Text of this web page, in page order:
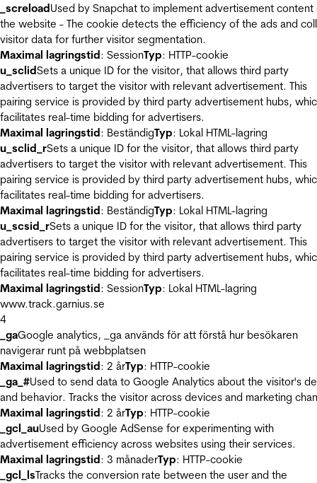
_screloadUsed by Snapchat to implement advertisement content
the website - The cookie detects the efficiency of the ads and
visitor data for further visitor segmentation.
Maximal lagringstid: SessionTyp: HTTP-cookie
u_sclidSets a unique ID for the visitor, that allows third party
advertisers to target the visitor with relevant advertisement. This
pairing service is provided by third party advertisement hubs,
facilitates real-time bidding for advertisers.
Maximal lagringstid: BeständigTyp: Lokal HTML-lagring
u_sclid_rSets a unique ID for the visitor, that allows third party
advertisers to target the visitor with relevant advertisement. This
pairing service is provided by third party advertisement hubs,
facilitates real-time bidding for advertisers.
Maximal lagringstid: BeständigTyp: Lokal HTML-lagring
u_scsid_rSets a unique ID for the visitor, that allows third party
advertisers to target the visitor with relevant advertisement. This
pairing service is provided by third party advertisement hubs,
facilitates real-time bidding for advertisers.
Maximal lagringstid: SessionTyp: Lokal HTML-lagring
www.track.garnius.se
4
_gaGoogle analytics, _ga används för att förstå hur besökaren
navigerar runt på webbplatsen
Maximal lagringstid: 2 årTyp: HTTP-cookie
_ga_#Used to send data to Google Analytics about the visitor's
and behavior. Tracks the visitor across devices and marketing
Maximal lagringstid: 2 årTyp: HTTP-cookie
_gcl_auUsed by Google AdSense for experimenting with
advertisement efficiency across websites using their services.
Maximal lagringstid: 3 månaderTyp: HTTP-cookie
_gcl_lsTracks the conversion rate between the user and the